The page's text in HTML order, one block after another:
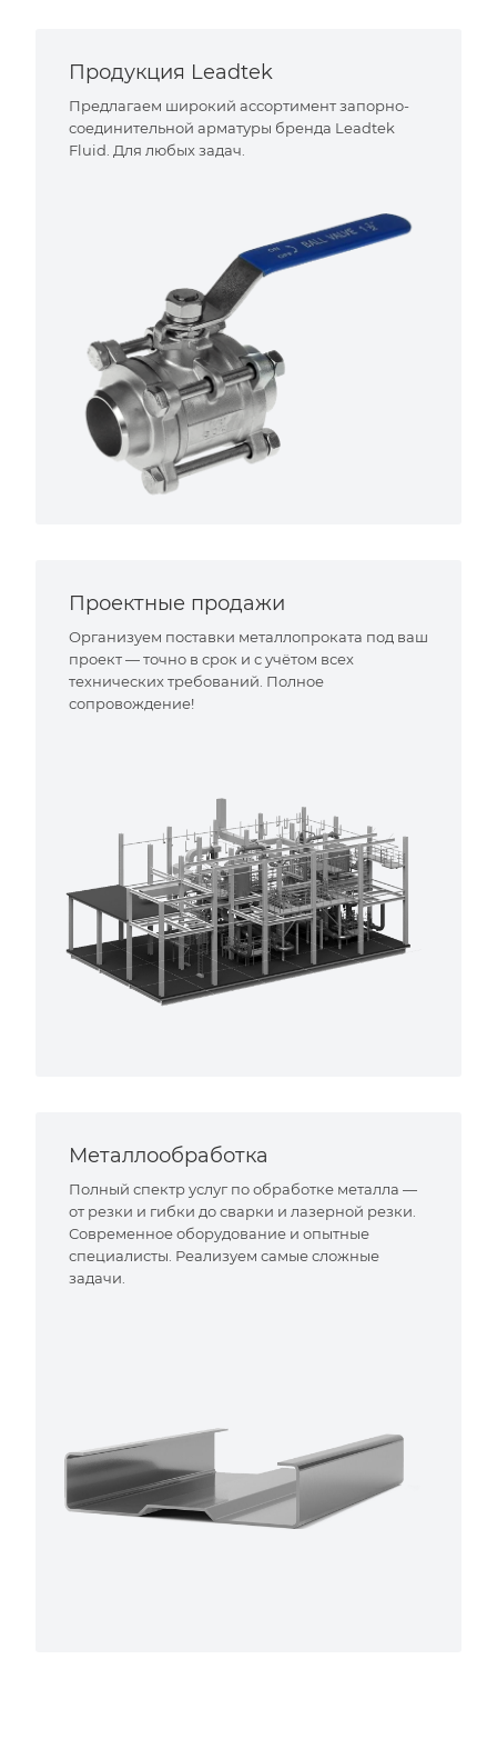
Продукция Leadtek
Предлагаем широкий ассортимент запорно-
соединительной арматуры бренда Leadtek
Fluid. Для любых задач.
Проектные продажи
Организуем поставки металлопроката под ваш
проект — точно в срок и с учётом всех
технических требований. Полное
сопровождение!
Металлообработка
Полный спектр услуг по обработке металла —
от резки и гибки до сварки и лазерной резки.
Современное оборудование и опытные
специалисты. Реализуем самые сложные
задачи.